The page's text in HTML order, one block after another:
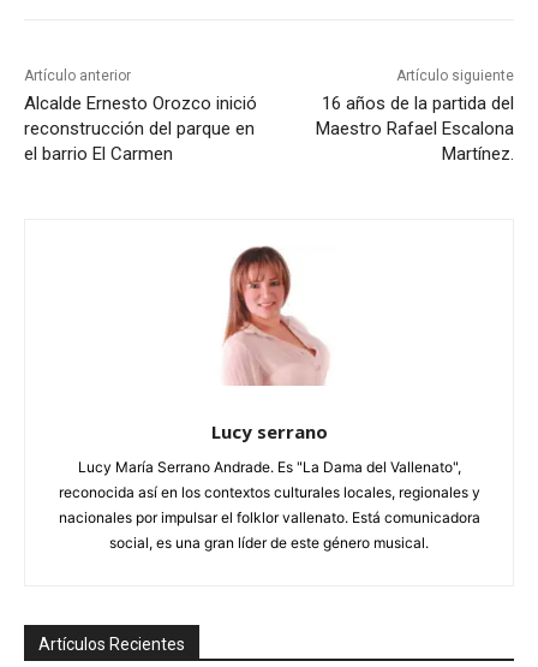
Artículo anterior
Alcalde Ernesto Orozco inició
reconstrucción del parque en
el barrio El Carmen
Artículo siguiente
16 años de la partida del
Maestro Rafael Escalona
Martínez.
Lucy serrano
Lucy María Serrano Andrade. Es "La Dama del Vallenato",
reconocida así en los contextos culturales locales, regionales y
nacionales por impulsar el folklor vallenato. Está comunicadora
social, es una gran líder de este género musical.
Artículos Recientes